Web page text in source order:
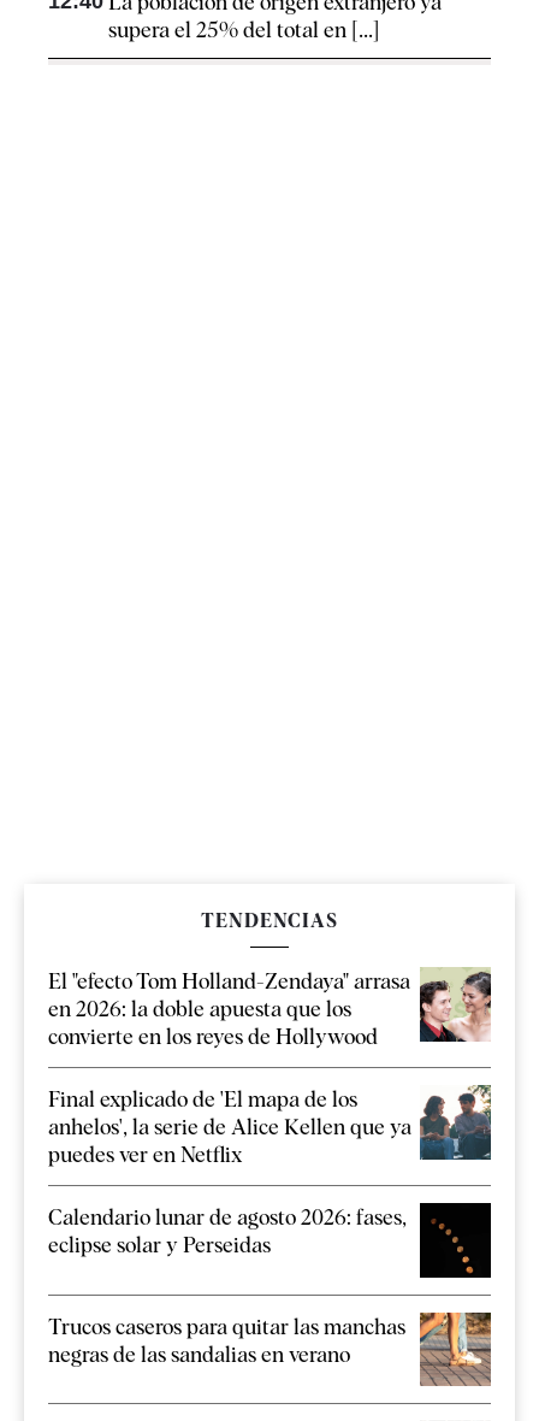
supera el 25% del total en [...]
TENDENCIAS
El "efecto Tom Holland-Zendaya" arrasa
en 2026: la doble apuesta que los
convierte en los reyes de Hollywood
Final explicado de 'El mapa de los
anhelos', la serie de Alice Kellen que ya
puedes ver en Netflix
Calendario lunar de agosto 2026: fases,
eclipse solar y Perseidas
Trucos caseros para quitar las manchas
negras de las sandalias en verano